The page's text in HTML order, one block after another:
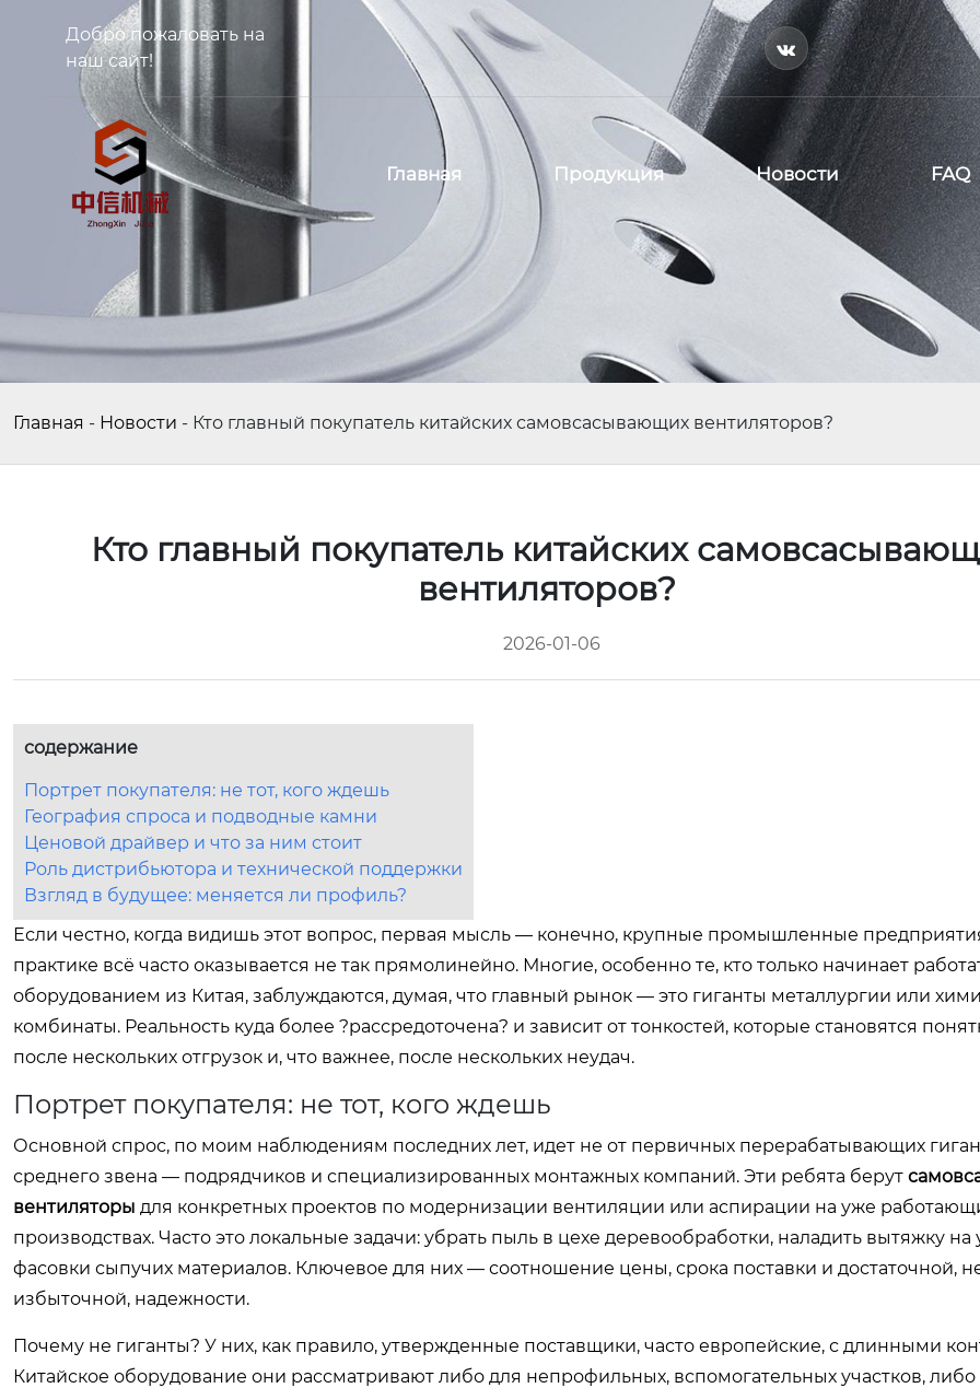
Добро пожаловать на
наш сайт!

Главная Продукция Новости FAQ
Главная - Новости - Кто главный покупатель китайских самовсасывающих вентиляторов?
Кто главный покупатель китайских
вентиляторов?
2026-01-06
содержание
Портрет покупателя: не тот, кого ждешь
География спроса и подводные камни
Ценовой драйвер и что за ним стоит
Роль дистрибьютора и технической поддержки
Взгляд в будущее: меняется ли профиль?
Если честно, когда видишь этот вопрос, первая мысль — конечно, крупные промышленные
практике всё часто оказывается не так прямолинейно. Многие, особенно те, кто только начинает
оборудованием из Китая, заблуждаются, думая, что главный рынок — это гиганты металлургии или
комбинаты. Реальность куда более ?рассредоточена? и зависит от тонкостей, которые становятся
после нескольких отгрузок и, что важнее, после нескольких неудач.
Портрет покупателя: не тот, кого ждешь
Основной спрос, по моим наблюдениям последних лет, идет не от первичных перерабатывающих
среднего звена — подрядчиков и специализированных монтажных компаний. Эти ребята берут
вентиляторы для конкретных проектов по модернизации вентиляции или аспирации на уже
производствах. Часто это локальные задачи: убрать пыль в цехе деревообработки, наладить вытяжку на
фасовки сыпучих материалов. Ключевое для них — соотношение цены, срока поставки и достаточной,
избыточной, надежности.
Почему не гиганты? У них, как правило, утвержденные поставщики, часто европейские, с длинными
Китайское оборудование они рассматривают либо для непрофильных, вспомогательных участков,